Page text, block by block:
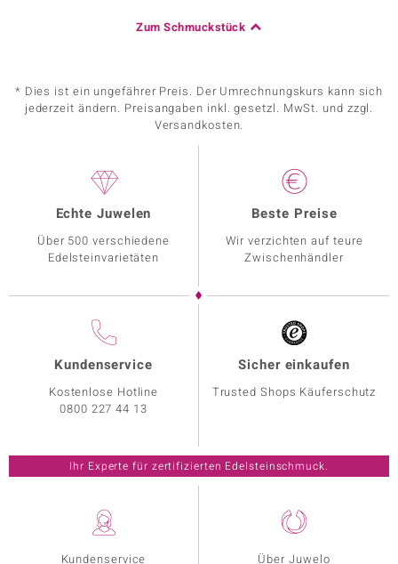
Zum Schmuckstück
* Dies ist ein ungefährer Preis. Der Umrechnungskurs kann sich
jederzeit ändern. Preisangaben inkl. gesetzl. MwSt. und zzgl.
Versandkosten.
Kundenservice
Über Juwelo
Echte Juwelen
Über 500 verschiedene
Edelsteinvarietäten
Beste Preise
Wir verzichten auf teure
Zwischenhändler
Kundenservice
Kostenlose Hotline
0800 227 44 13
Sicher einkaufen
Trusted Shops Käuferschutz
Ihr Experte für zertifizierten Edelsteinschmuck.